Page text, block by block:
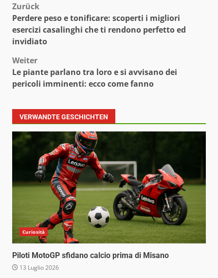
Beitragsnavigation
Zurück
Perdere peso e tonificare: scoperti i migliori
esercizi casalinghi che ti rendono perfetto ed
invidiato
Weiter
Le piante parlano tra loro e si avvisano dei
pericoli imminenti: ecco come fanno
VERWANDTE GESCHICHTEN
Curiosità
Piloti MotoGP sfidano calcio prima di Misano
13 Luglio 2026